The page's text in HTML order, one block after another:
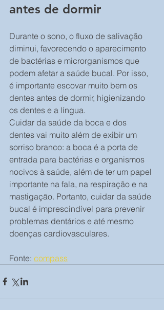
antes de dormir
Durante o sono, o fluxo de salivação
diminui, favorecendo o aparecimento
de bactérias e microrganismos que
podem afetar a saúde bucal. Por isso,
é importante escovar muito bem os
dentes antes de dormir, higienizando
os dentes e a língua.
Cuidar da saúde da boca e dos
dentes vai muito além de exibir um
sorriso branco: a boca é a porta de
entrada para bactérias e organismos
nocivos à saúde, além de ter um papel
importante na fala, na respiração e na
mastigação. Portanto, cuidar da saúde
bucal é imprescindível para prevenir
problemas dentários e até mesmo
doenças cardiovasculares.
Fonte: compass